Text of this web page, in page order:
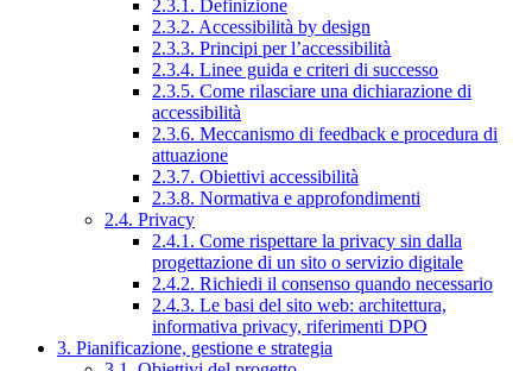
2.3.1. Definizione
2.3.2. Accessibilità by design
2.3.3. Principi per l’accessibilità
2.3.4. Linee guida e criteri di successo
2.3.5. Come rilasciare una dichiarazione di
accessibilità
2.3.6. Meccanismo di feedback e procedura di
attuazione
2.3.7. Obiettivi accessibilità
2.3.8. Normativa e approfondimenti
2.4. Privacy
2.4.1. Come rispettare la privacy sin dalla
progettazione di un sito o servizio digitale
2.4.2. Richiedi il consenso quando necessario
2.4.3. Le basi del sito web: architettura,
informativa privacy, riferimenti DPO
3. Pianificazione, gestione e strategia